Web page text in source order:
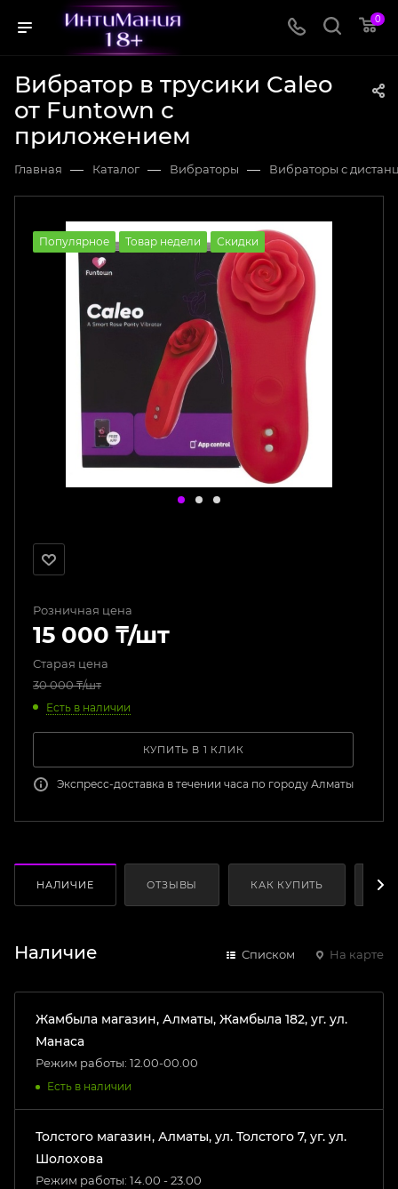
0
Вибратор в трусики Caleo
от Funtown с
приложением
Главная — Каталог — Вибраторы — Вибраторы с
Популярное Товар недели Скидки
Розничная цена
15 000 ₸/шт
Старая цена
30 000₸/шт
Есть в наличии
КУПИТЬ В 1 КЛИК
Экспресс-доставка в течении часа по городу Алматы
НАЛИЧИЕ ОТЗЫВЫ КАК КУПИТЬ
Наличие Списком На карте
Жамбыла магазин, Алматы, Жамбыла 182, уг. ул.
Манаса
Режим работы: 12.00-00.00
Есть в наличии
Толстого магазин, Алматы, ул. Толстого 7, уг. ул.
Шолохова
Режим работы: 14.00 - 23.00